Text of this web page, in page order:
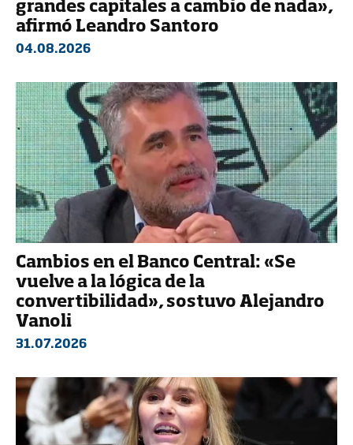
grandes capitales a cambio de nada»,
afirmó Leandro Santoro
04.08.2026
Cambios en el Banco Central: «Se
vuelve a la lógica de la
convertibilidad», sostuvo Alejandro
Vanoli
31.07.2026